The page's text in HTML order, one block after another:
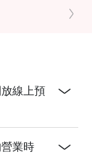
時使用 >>兒
折扣不適用於
另行通知 >>
士運動鞋不允
線上預
業時